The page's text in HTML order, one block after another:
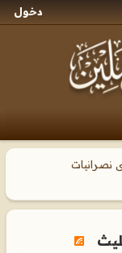
دخول
نصرانيات